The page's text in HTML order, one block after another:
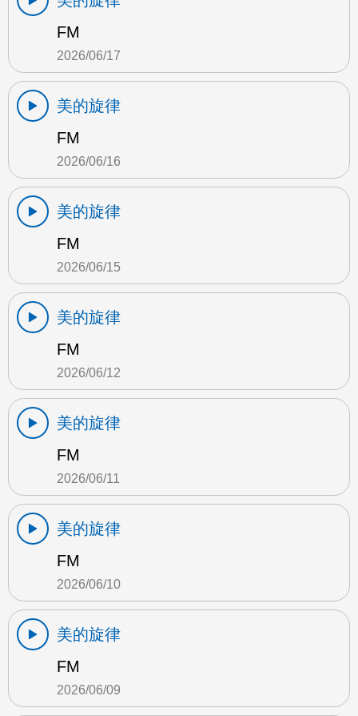
FM
2026/06/17
美的旋律
FM
2026/06/16
美的旋律
FM
2026/06/15
美的旋律
FM
2026/06/12
美的旋律
FM
2026/06/11
美的旋律
FM
2026/06/10
美的旋律
FM
2026/06/09